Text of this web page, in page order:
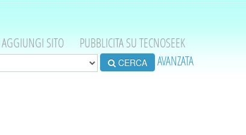
AGGIUNGI SITO PUBBLICITA SU TECNOSEEK
CERCA AVANZATA